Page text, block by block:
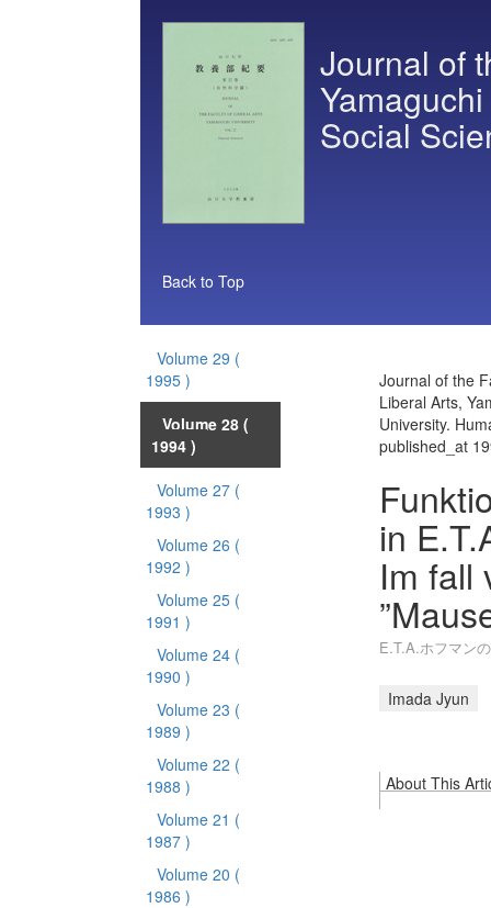
Journal of
Social
Back to Top
Volume 29 (
1995 )
Volume 28 (
1994 )
Volume 27 (
1993 )
Volume 26 (
1992 )
Volume 25 (
1991 )
Volume 24 (
1990 )
Volume 23 (
1989 )
Volume 22 (
1988 )
Volume 21 (
1987 )
Volume 20 (
1986 )
Journal of the
Liberal Arts,
University.
published_at
in
Im fall
E.T.A.ホフマン
Imada Jyun
About This